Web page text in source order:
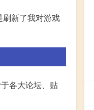
新了我对游戏
各大论坛、贴